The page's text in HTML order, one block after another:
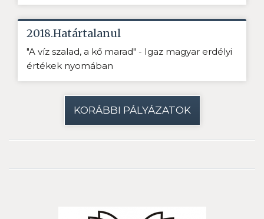
2018.Határtalanul
"A víz szalad, a kő marad" - Igaz magyar erdélyi
értékek nyomában
KORÁBBI PÁLYÁZATOK